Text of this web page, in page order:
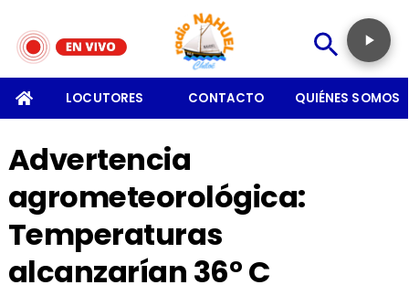
LOCUTORES CONTACTO QUIÉNES SOMOS
Advertencia
agrometeorológica:
Temperaturas
alcanzarían 36° C